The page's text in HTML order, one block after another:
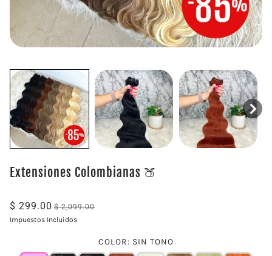
Extensiones Colombianas 🍑
$ 299.00 $ 2,099.00
Impuestos Incluidos
COLOR: SIN TONO